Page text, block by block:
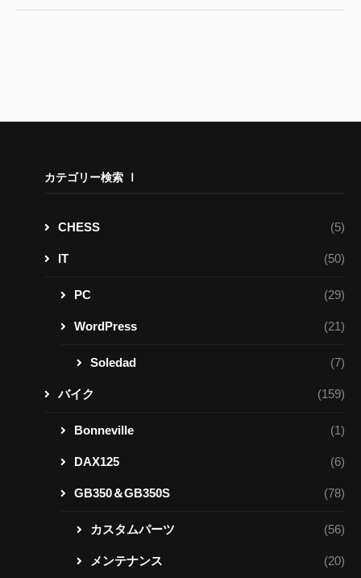
カテゴリー検索 Ⅰ
CHESS (5)
IT (50)
PC (29)
WordPress (21)
Soledad (7)
バイク (159)
Bonneville (1)
DAX125 (6)
GB350＆GB350S (78)
カスタムパーツ (56)
メンテナンス (20)